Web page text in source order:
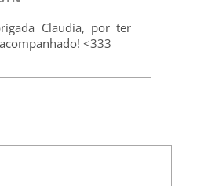
Claudia, por ter
<333